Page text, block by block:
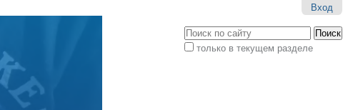
Вход
Поиск
только в текущем разделе